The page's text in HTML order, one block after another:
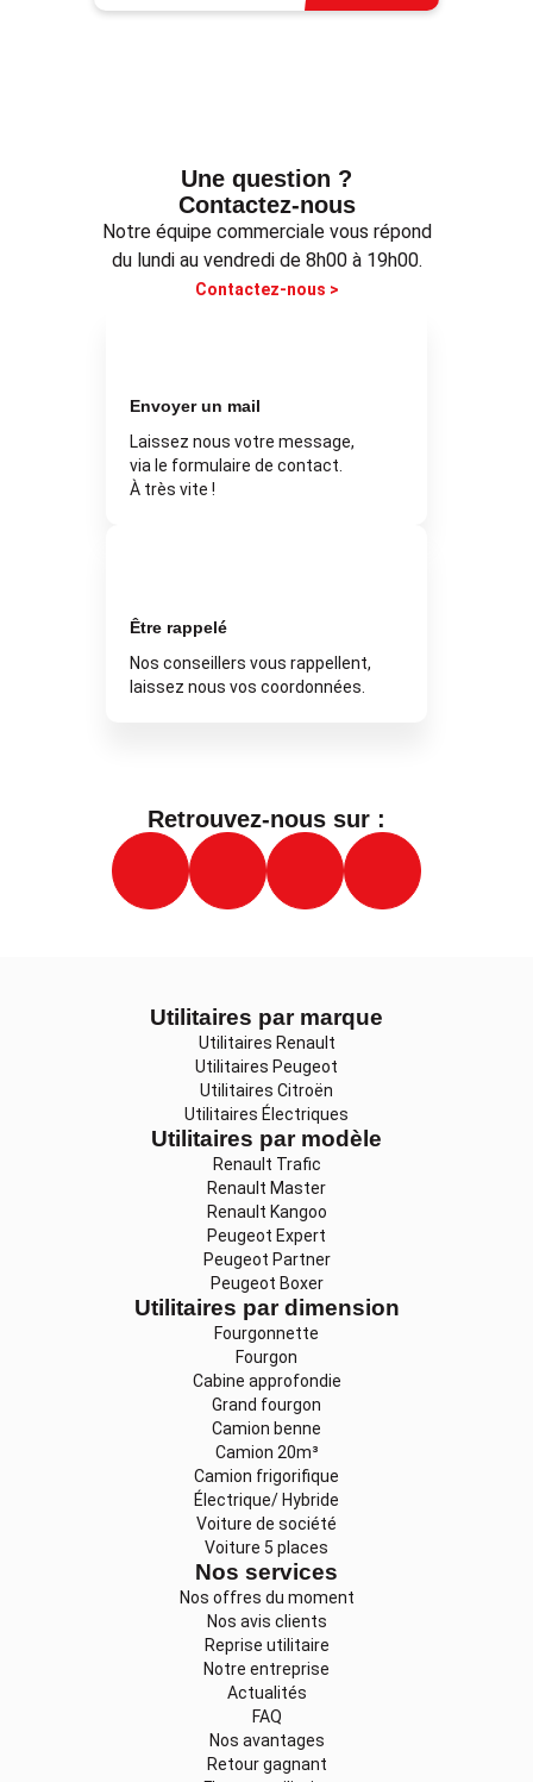
Une question ?
Contactez-nous
Notre équipe commerciale vous répond
du lundi au vendredi de 8h00 à 19h00.
Contactez-nous >
Envoyer un mail
Laissez nous votre message,
via le formulaire de contact.
À très vite !
Être rappelé
Nos conseillers vous rappellent,
laissez nous vos coordonnées.
Retrouvez-nous sur :
Utilitaires par marque
Utilitaires Renault
Utilitaires Peugeot
Utilitaires Citroën
Utilitaires Électriques
Utilitaires par modèle
Renault Trafic
Renault Master
Renault Kangoo
Peugeot Expert
Peugeot Partner
Peugeot Boxer
Utilitaires par dimension
Fourgonnette
Fourgon
Cabine approfondie
Grand fourgon
Camion benne
Camion 20m³
Camion frigorifique
Électrique/ Hybride
Voiture de société
Voiture 5 places
Nos services
Nos offres du moment
Nos avis clients
Reprise utilitaire
Notre entreprise
Actualités
FAQ
Nos avantages
Retour gagnant